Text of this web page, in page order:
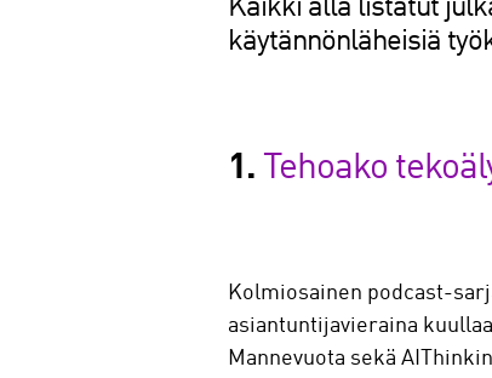
Kaikki alla listatut
käytännönläheisiä
1. Tehoako
Kolmiosainen podcast-
asiantuntijavieraina
Mannevuota sekä